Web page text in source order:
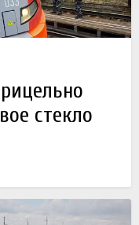
стекло